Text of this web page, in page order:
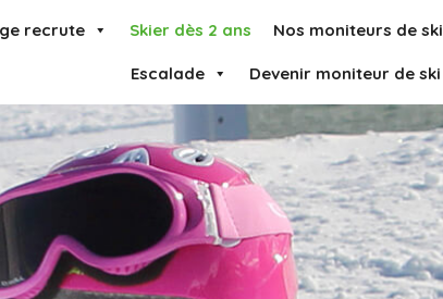
recrute Skier dès 2 ans Nos moniteurs de ski
Escalade Devenir moniteur de ski